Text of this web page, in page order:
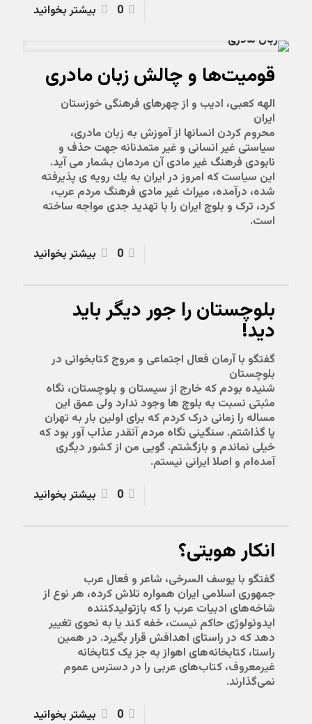
0
بیشتر بخوانید
قومیت‌ها و چالش زبان مادری
الهه کعبی، ادیب و از چهرهای فرهنگی خوزستان
ایران
محروم كردن انسانها از آموزش به زبان مادری،
سياستى غير انسانى و غير متمدنانه جهت حذف و
نابودى فرهنگ غير مادى آن مردمان بشمار مى آيد.
اين سياست كه امروز در ايران به يك رويه ى پذيرفته
شده، درآمده، ميراث غير مادى فرهنگ مردم عرب،
کرد، ترک و بلوچ ایران را با تهديد جدى مواجه ساخته
است.
0
بیشتر بخوانید
بلوچستان را جور دیگر باید
دید!
گفتگو با آرمان فعال اجتماعی و مروج کتابخوانی در
بلوچستان
شنیده بودم که خارج از سیستان و بلوچستان، نگاه
مثبتی نسبت به بلوچ ها وجود ندارد ولی عمق این
مساله را زمانی درک کردم که برای اولین بار به تهران
پا گذاشتم. سنگینی نگاه مردم آنقدر عذاب آور بود که
خیلی نماندم و بازگشتم. گویی من از کشور دیگری
آمده‌ام و اصلا ایرانی نیستم.
0
بیشتر بخوانید
انکار هویتی؟
گفتگو با یوسف السرخی، شاعر و فعال عرب
جمهوری اسلامی ایران همواره تلاش کرده‌، هر نوع از
شاخه‌های ادبیات عرب را که بازتولیدکننده
ایدوئولوژی حاکم نیست، خفه کند یا به نحوی تغییر
دهد که در راستای اهدافش قرار بگیرد. در همین
راستا، کتابخانه‌های اهواز به جز یک کتابخانه
غیرمعروف، کتاب‌های عربی را در دسترس عموم
نمی‌گذارند.
0
بیشتر بخوانید